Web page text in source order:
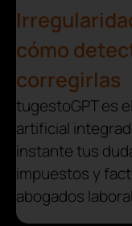
cómo
corregirlas
tugestoGPT es
artificial
instante tus
impuestos y
abogados